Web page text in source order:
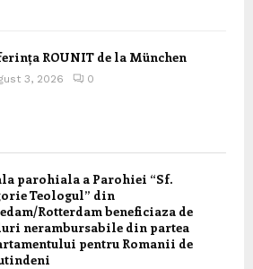
ROUNIT de la München
3, 2026 0
parohiala a Parohiei “Sf.
Teologul” din
Rotterdam beneficiaza de
nerambursabile din partea
pentru Romanii de